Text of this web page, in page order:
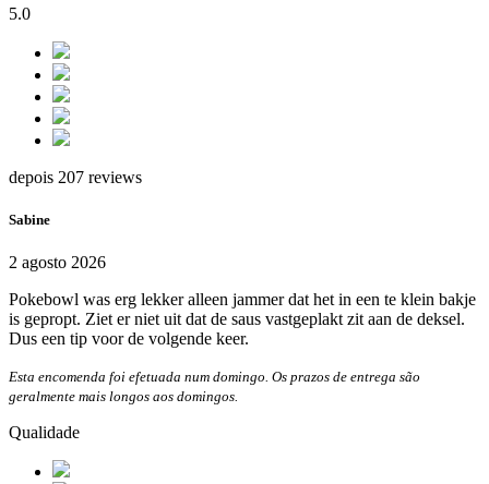
5.0
depois 207 reviews
Sabine
2 agosto 2026
Pokebowl was erg lekker alleen jammer dat het in een te klein bakje
is gepropt. Ziet er niet uit dat de saus vastgeplakt zit aan de deksel.
Dus een tip voor de volgende keer.
Esta encomenda foi efetuada num domingo. Os prazos de entrega são
geralmente mais longos aos domingos.
Qualidade